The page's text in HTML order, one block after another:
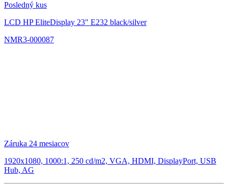
Posledný kus
LCD HP EliteDisplay 23" E232 black/silver
NMR3-000087
Záruka 24 mesiacov
1920x1080, 1000:1, 250 cd/m2, VGA, HDMI, DisplayPort, USB
Hub, AG